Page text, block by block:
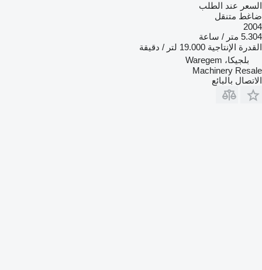
السعر عند الطلب
ضاغط متنقل
2004
5.304 متر / ساعة
القدرة الإنتاجية 19.000 لتر / دقيقة
بلجيكا، Waregem
Machinery Resale
الاتصال بالبائع